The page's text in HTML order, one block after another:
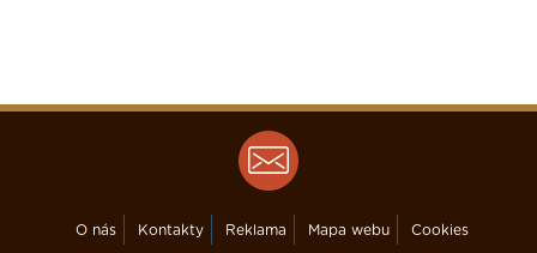
O nás Kontakty Reklama Mapa webu Cookies